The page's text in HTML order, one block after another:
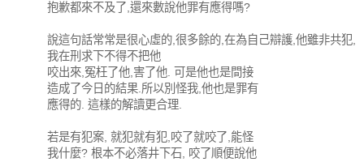
抱歉都來不及了,還來數說他罪有應得嗎?
說這句話常常是很心虛的,很多餘的,在為自己辯護,他雖非共犯,
我在刑求下不得不把他
咬出來,冤枉了他,害了他. 可是他也是間接
造成了今日的結果.所以別怪我,他也是罪有
應得的. 這樣的解讀更合理.
若是有犯案, 就犯就有犯,咬了就咬了,能怪
我什麼? 根本不必落井下石, 咬了順便說他